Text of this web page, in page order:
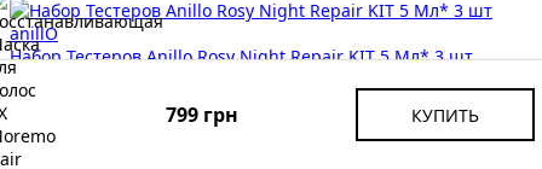
799 грн КУПИТЬ
anillO
Набор Тестеров Anillo Rosy Night Repair KIT 5 Мл* 3 шт
165 грн
99
Купить